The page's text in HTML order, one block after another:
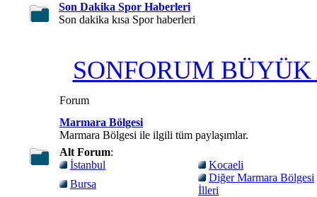
Son Dakika Spor Haberleri
Son dakika kısa Spor haberleri
SONFORUM
Forum
Marmara Bölgesi
Marmara Bölgesi ile ilgili tüm paylaşımlar.
Alt Forum:
İstanbul
Kocaeli
Bursa
Diğer Marmara Bölgesi
İlleri